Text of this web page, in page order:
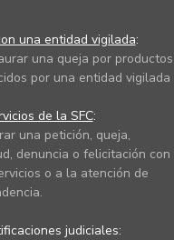
una entidad vigilada:
una queja por productos
por una entidad vigilada
de la SFC:
una petición, queja,
denuncia o felicitación con
o a la atención de
judiciales: